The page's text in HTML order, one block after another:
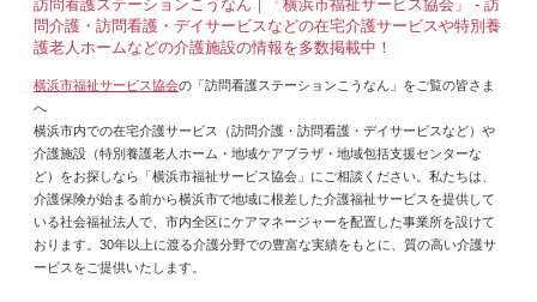
訪問看護ステーションこうなん｜「横浜市福祉サービス協会」 - 訪
問介護・訪問看護・デイサービスなどの在宅介護サービスや特別養
護老人ホームなどの介護施設の情報を多数掲載中！
横浜市福祉サービス協会の「訪問看護ステーションこうなん」をご覧の皆さま
へ
横浜市内での在宅介護サービス（訪問介護・訪問看護・デイサービスなど）や
介護施設（特別養護老人ホーム・地域ケアプラザ・地域包括支援センターな
ど）をお探しなら「横浜市福祉サービス協会」にご相談ください。私たちは、
介護保険が始まる前から横浜市で地域に根差した介護福祉サービスを提供して
いる社会福祉法人で、市内全区にケアマネージャーを配置した事業所を設けて
おります。30年以上に渡る介護分野での豊富な実績をもとに、質の高い介護サ
ービスをご提供いたします。